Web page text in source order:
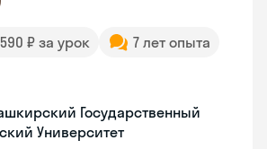
₽ за урок
7 лет опыта
Государственный
Университет